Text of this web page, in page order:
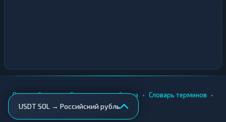
USDT SOL → Российский рубль
Вики • Города • Безопасность обмена • Словарь терминов •
AML-проверка